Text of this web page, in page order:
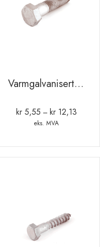
Varmgalvanisert sekskant bolt M8
kr5,55 – kr12,13
kr 12,13
eks. MVA